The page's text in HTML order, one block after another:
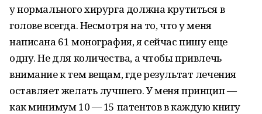
у нормального хирурга должна крутиться в
голове всегда. Несмотря на то, что у меня
написана 61 монография, я сейчас пишу еще
одну. Не для количества, а чтобы привлечь
внимание к тем вещам, где результат лечения
оставляет желать лучшего. У меня принцип —
как минимум 10 — 15 патентов в каждую книгу